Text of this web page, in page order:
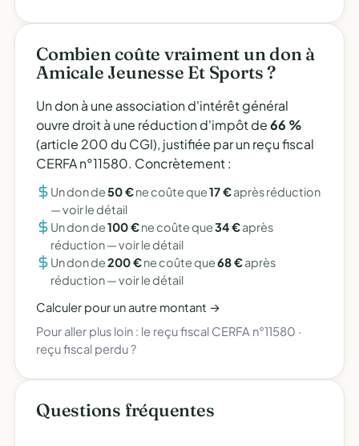
Combien coûte vraiment un don à
Amicale Jeunesse Et Sports ?
Un don à une association d'intérêt général
ouvre droit à une réduction d'impôt de66 %
(article 200 du CGI), justifiée par un reçu fiscal
CERFA n°11580. Concrètement :
Un don de50 €ne coûte que17 €après réduction
—voir le détail
Un don de100 €ne coûte que34 €après
réduction —voir le détail
Un don de200 €ne coûte que68 €après
réduction —voir le détail
Calculer pour un autre montant →
Pour aller plus loin : le reçu fiscal CERFA n°11580 ·
reçu fiscal perdu ?
Questions fréquentes